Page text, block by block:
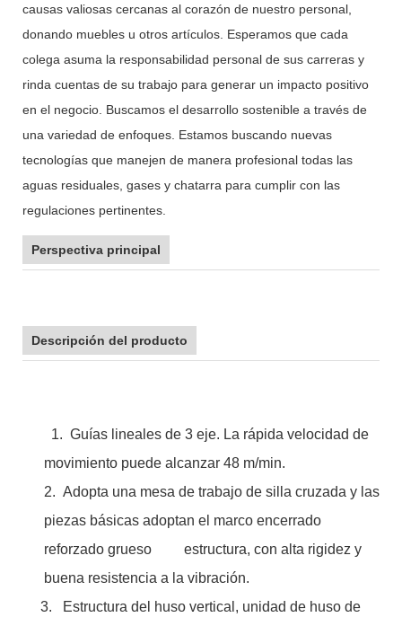
causas valiosas cercanas al corazón de nuestro personal,
donando muebles u otros artículos. Esperamos que cada
colega asuma la responsabilidad personal de sus carreras y
rinda cuentas de su trabajo para generar un impacto positivo
en el negocio. Buscamos el desarrollo sostenible a través de
una variedad de enfoques. Estamos buscando nuevas
tecnologías que manejen de manera profesional todas las
aguas residuales, gases y chatarra para cumplir con las
regulaciones pertinentes.
Perspectiva principal
Descripción del producto
1. Guías lineales de 3 eje. La rápida velocidad de
movimiento puede alcanzar 48 m/min.
2. Adopta una mesa de trabajo de silla cruzada y las
piezas básicas adoptan el marco encerrado
reforzado grueso estructura, con alta rigidez y
buena resistencia a la vibración.
3. Estructura del huso vertical, unidad de huso de